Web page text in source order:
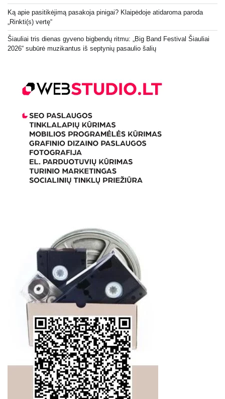
Ką apie pasitikėjimą pasakoja pinigai? Klaipėdoje atidaroma paroda
„Rinkti(s) vertę“
Šiauliai tris dienas gyveno bigbendų ritmu: „Big Band Festival Šiauliai
2026“ subūrė muzikantus iš septynių pasaulio šalių